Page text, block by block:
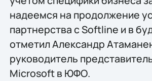
надеемся на продолжение
партнерства с Softline и в
отметил Александр
руководитель
Microsoft в ЮФО.